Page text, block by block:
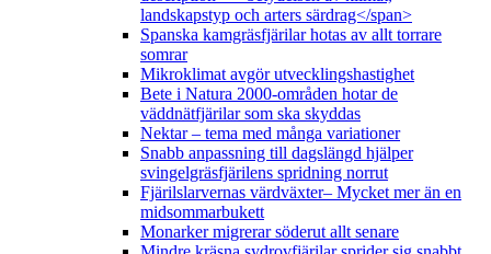
landskapstyp och arters särdrag</span>
Spanska kamgräsfjärilar hotas av allt torrare
somrar
Mikroklimat avgör utvecklingshastighet
Bete i Natura 2000-områden hotar de
väddnätfjärilar som ska skyddas
Nektar – tema med många variationer
Snabb anpassning till dagslängd hjälper
svingelgräsfjärilens spridning norrut
Fjärilslarvernas värdväxter– Mycket mer än en
midsommarbukett
Monarker migrerar söderut allt senare